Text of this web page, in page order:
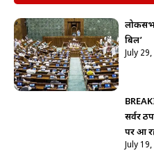
बिल’
July
सर्वर
पर आ
July